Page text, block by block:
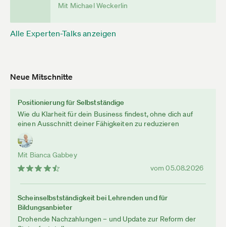
Mit Michael Weckerlin
Alle Experten-Talks anzeigen
Neue Mitschnitte
Positionierung für Selbstständige
Wie du Klarheit für dein Business findest, ohne dich auf
einen Ausschnitt deiner Fähigkeiten zu reduzieren
Mit Bianca Gabbey
vom 05.08.2026
Scheinselbstständigkeit bei Lehrenden und für
Bildungsanbieter
Drohende Nachzahlungen – und Update zur Reform der